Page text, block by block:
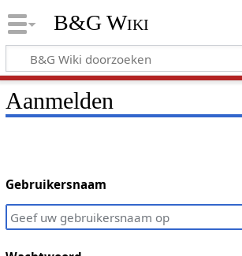
B&G Wiki
Aanmelden
Gebruikersnaam